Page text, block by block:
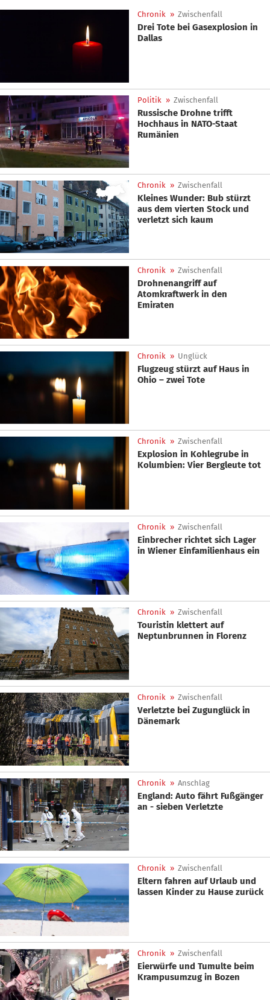
Chronik » Zwischenfall
Drei Tote bei Gasexplosion in
Dallas
Politik » Zwischenfall
Russische Drohne trifft
Hochhaus in NATO-Staat
Rumänien
Chronik » Zwischenfall
Kleines Wunder: Bub stürzt
aus dem vierten Stock und
verletzt sich kaum
Chronik » Zwischenfall
Drohnenangriff auf
Atomkraftwerk in den
Emiraten
Chronik » Unglück
Flugzeug stürzt auf Haus in
Ohio – zwei Tote
Chronik » Zwischenfall
Explosion in Kohlegrube in
Kolumbien: Vier Bergleute tot
Chronik » Zwischenfall
Einbrecher richtet sich Lager
in Wiener Einfamilienhaus ein
Chronik » Zwischenfall
Touristin klettert auf
Neptunbrunnen in Florenz
Chronik » Zwischenfall
Verletzte bei Zugunglück in
Dänemark
Chronik » Anschlag
England: Auto fährt Fußgänger
an - sieben Verletzte
Chronik » Zwischenfall
Eltern fahren auf Urlaub und
lassen Kinder zu Hause zurück
Chronik » Zwischenfall
Eierwürfe und Tumulte beim
Krampusumzug in Bozen